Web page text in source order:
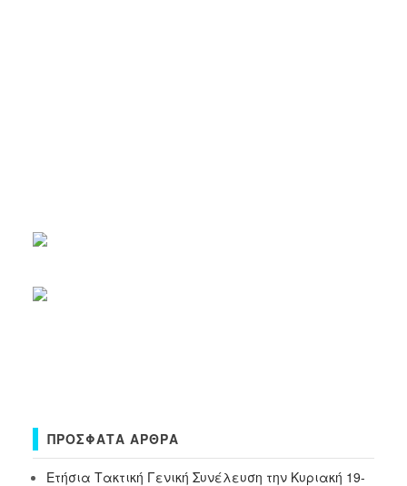
ΠΡΌΣΦΑΤΑ ΆΡΘΡΑ
Ετήσια Τακτική Γενική Συνέλευση την Κυριακή 19-